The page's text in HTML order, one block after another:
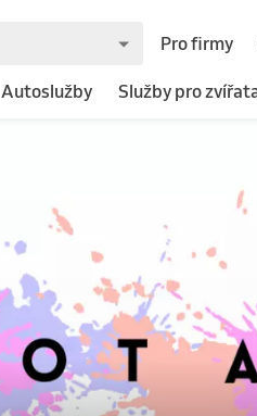
Pro firmy
Autoslužby Služby pro